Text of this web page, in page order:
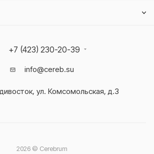
+7 (423) 230-20-39
info@cereb.su
ул. Комсомольская, д.3
2026 © Cerebrum